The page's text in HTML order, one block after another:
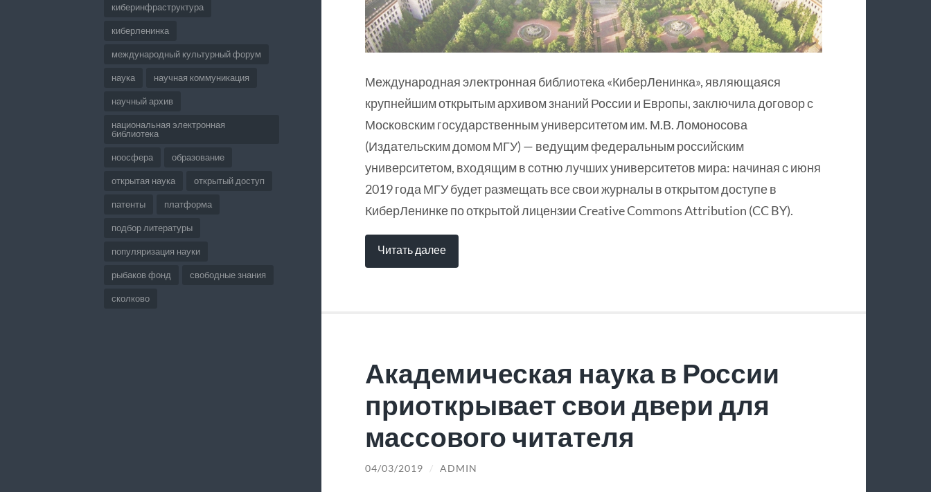
киберинфраструктура
киберленинка
международный культурный форум
наука научная коммуникация
научный архив
национальная электронная
библиотека
ноосфера образование
открытая наука открытый доступ
патенты платформа
подбор литературы
популяризация науки
рыбаков фонд свободные знания
сколково
Международная электронная библиотека «КиберЛенинка», являющаяся
крупнейшим открытым архивом знаний России и Европы, заключила договор с
Московским государственным университетом им. М.В. Ломоносова
(Издательским домом МГУ) — ведущим федеральным российским
университетом, входящим в сотню лучших университетов мира: начиная с июня
2019 года МГУ будет размещать все свои журналы в открытом доступе в
КиберЛенинке по открытой лицензии Creative Commons Attribution (CC BY).
Читать далее
Академическая наука в России
приоткрывает свои двери для
массового читателя
04/03/2019 / ADMIN